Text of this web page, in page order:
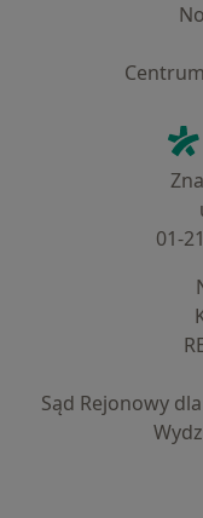
01-
Sąd Rejonowy